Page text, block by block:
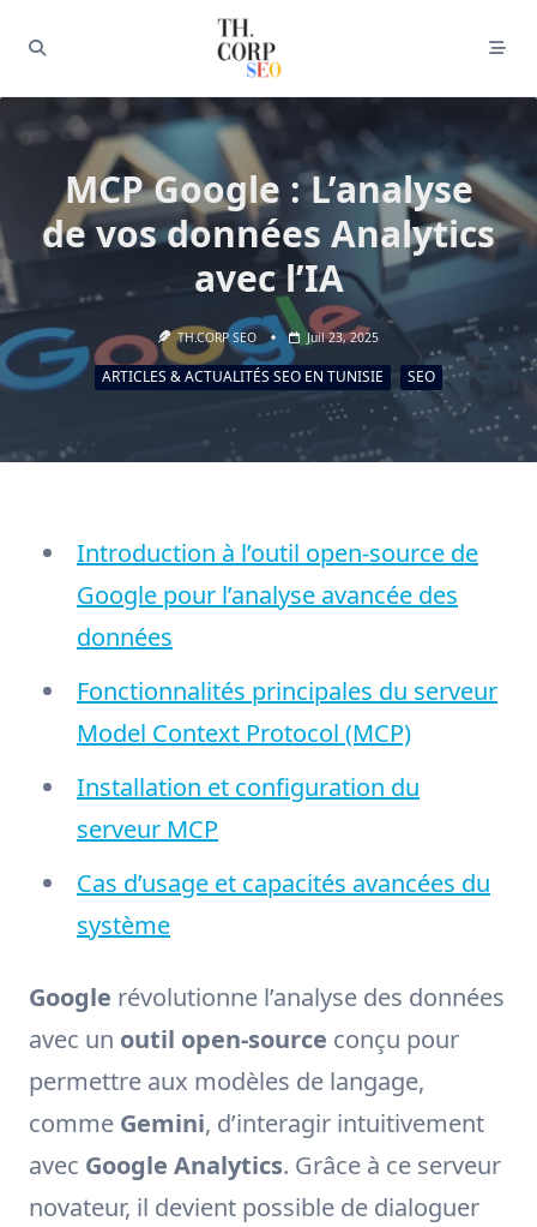
MCP Google : L’analyse
de vos données Analytics
avec l’IA
TH.CORP SEO Juil 23, 2025
ARTICLES & ACTUALITÉS SEO EN TUNISIE SEO
Introduction à l’outil open-source de
Google pour l’analyse avancée des
données
Fonctionnalités principales du serveur
Model Context Protocol (MCP)
Installation et configuration du
serveur MCP
Cas d’usage et capacités avancées du
système
Google révolutionne l’analyse des données
avec un outil open-source conçu pour
permettre aux modèles de langage,
comme Gemini, d’interagir intuitivement
avec Google Analytics. Grâce à ce serveur
novateur, il devient possible de dialoguer